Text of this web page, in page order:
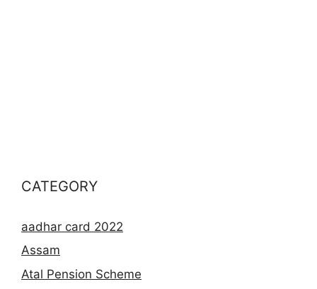
CATEGORY
aadhar card 2022
Assam
Atal Pension Scheme